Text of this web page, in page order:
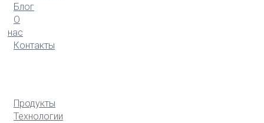
Блог
О
нас
Контакты
Продукты
Технологии